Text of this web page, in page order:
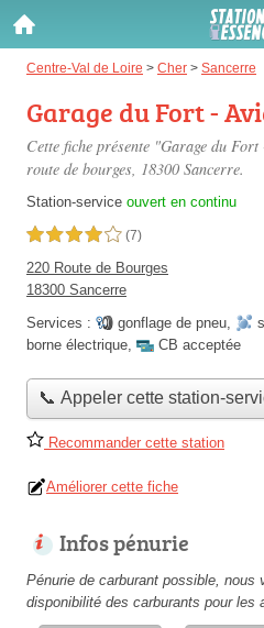
Centre-Val de Loire > Cher > Sancerre
Garage du Fort -
Cette fiche présente "Garage du
route de bourges, 18300 Sancerre.
Station-service ouvert en continu
4,0 étoiles sur 5 (7)
220 Route de Bourges
18300 Sancerre
Services :
gonflage de pneu,
borne électrique, CB acceptée
📞 Appeler cette station-
Recommander cette station
Améliorer cette fiche
Infos pénurie
Pénurie de carburant possible, nous
disponibilité des carburants pour les
Gazole :
Disponible
SP 98 :
Disponible
SP 95 :
Disponible